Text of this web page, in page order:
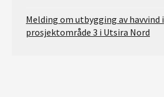
Melding om utbygging av havvind i
prosjektområde 3 i Utsira Nord